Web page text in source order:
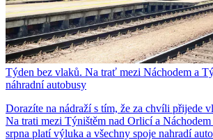
Týden bez vlaků. Na trať mezi Náchodem a
náhradní autobusy
Dorazíte na nádraží s tím, že za chvíli přijede
Na trati mezi Týništěm nad Orlicí a
srpna platí výluka a všechny spoje nahradí